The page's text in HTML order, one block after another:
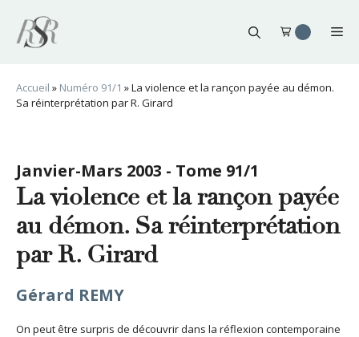
contenu
Accueil » Numéro 91/1 »La violence et la rançon payée au démon.
Sa réinterprétation par R. Girard
Janvier-Mars 2003 - Tome 91/1
La violence et la rançon payée
au démon. Sa réinterprétation
par R. Girard
Gérard REMY
On peut être surpris de découvrir dans la réflexion contemporaine